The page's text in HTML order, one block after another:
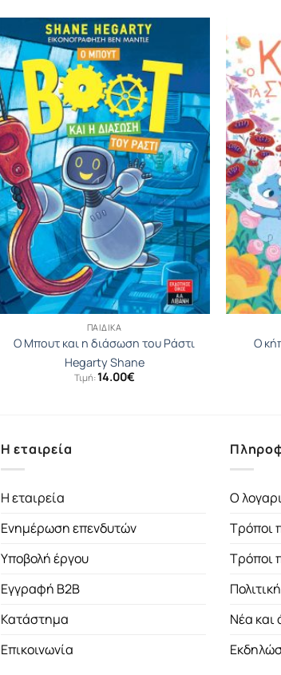
ΠΑΙΔΙΚΆ
Ο Μπουτ και η διάσωση του Ράστι
Hegarty Shane
Τιμή:14.00€
Ο
Η εταιρεία
Η εταιρεία
Ενημέρωση επενδυτών
Υποβολή έργου
Εγγραφή B2B
Κατάστημα
Επικοινωνία
Ο
Τρόποι
Τρόποι
Νέα